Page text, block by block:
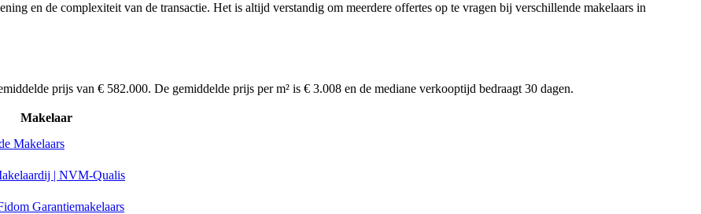
en de complexiteit van de transactie. Het is altijd verstandig om meerdere offertes op te vragen bij verschillende makelaars in
prijs van € 582.000. De gemiddelde prijs per m² is € 3.008 en de mediane verkooptijd bedraagt 30 dagen.
Makelaar
Makelaars
| NVM-Qualis
Garantiemakelaars